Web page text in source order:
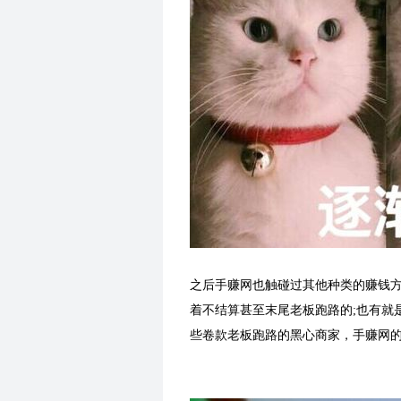
之后手赚网也触碰过其他种类的赚钱
着不结算甚至末尾老板跑路的;也有就
些卷款老板跑路的黑心商家，手赚网